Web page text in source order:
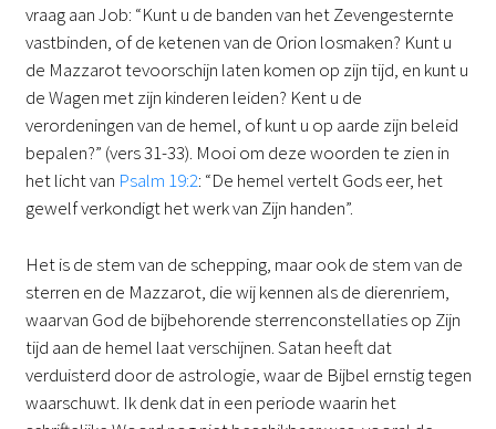
vraag aan Job: “Kunt u de banden van het Zevengesternte
vastbinden, of de ketenen van de Orion losmaken? Kunt u
de Mazzarot tevoorschijn laten komen op zijn tijd, en kunt u
de Wagen met zijn kinderen leiden? Kent u de
verordeningen van de hemel, of kunt u op aarde zijn beleid
bepalen?” (vers 31-33). Mooi om deze woorden te zien in
het licht van Psalm 19:2: “De hemel vertelt Gods eer, het
gewelf verkondigt het werk van Zijn handen”.
Het is de stem van de schepping, maar ook de stem van de
sterren en de Mazzarot, die wij kennen als de dierenriem,
waarvan God de bijbehorende sterrenconstellaties op Zijn
tijd aan de hemel laat verschijnen. Satan heeft dat
verduisterd door de astrologie, waar de Bijbel ernstig tegen
waarschuwt. Ik denk dat in een periode waarin het